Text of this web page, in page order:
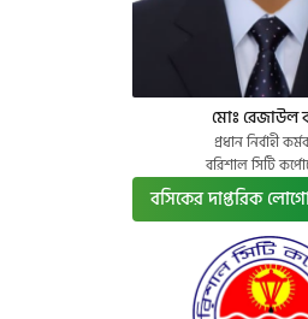
মোঃ রেজাউল
প্রধান নির্বাহী
বরিশাল সিটি
বসিকের দাপ্তরিক